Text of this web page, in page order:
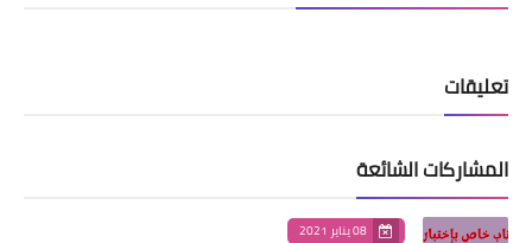
تعليقات
المشاركات الشائعة
08 يناير 2021